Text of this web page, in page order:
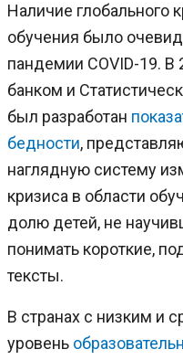
Наличие глобального
обучения было
пандемии COVID-19.
банком и
был разработан
бедности,
наглядную систему
кризиса в области
долю детей, не
понимать короткие,
тексты.
В странах с низким и
уровень